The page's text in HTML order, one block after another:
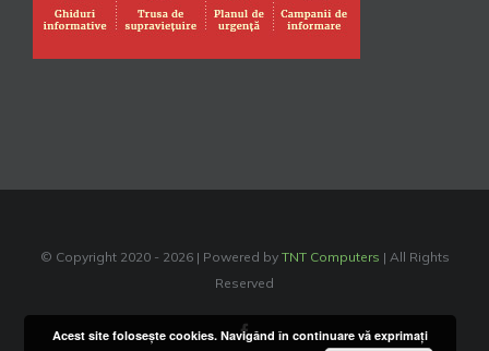
© Copyright 2020 - 2026 | Powered by TNT Computers | All Rights
Reserved
Facebook
Acest site foloseşte cookies. Navigând în continuare vă exprimaţi